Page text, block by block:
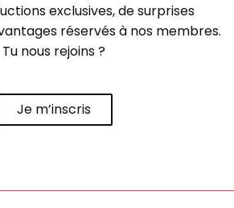
exclusives, de surprises
réservés à nos membres.
Tu nous rejoins ?
Je m’inscris